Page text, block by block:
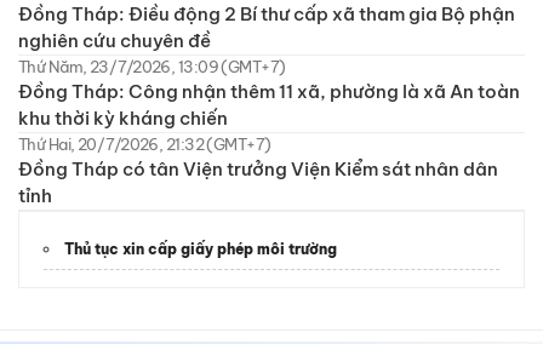
Đồng Tháp: Điều động 2 Bí thư cấp xã tham gia Bộ phận
nghiên cứu chuyên đề
Thứ Năm, 23/7/2026, 13:09 (GMT+7)
Đồng Tháp: Công nhận thêm 11 xã, phường là xã An toàn
khu thời kỳ kháng chiến
Thứ Hai, 20/7/2026, 21:32 (GMT+7)
Đồng Tháp có tân Viện trưởng Viện Kiểm sát nhân dân
tỉnh
Thủ tục xin cấp giấy phép môi trường